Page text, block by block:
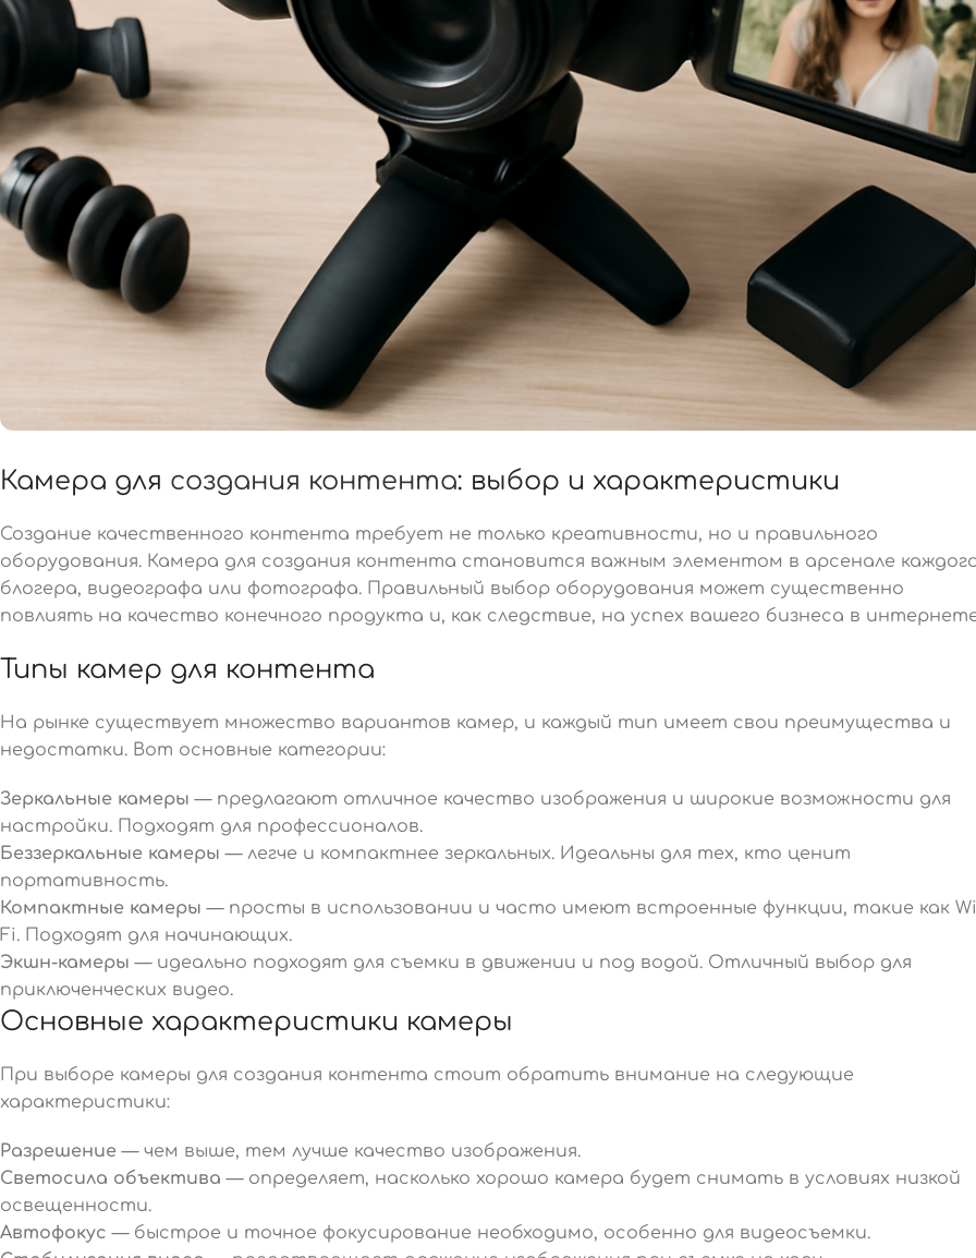
Камера для создания контента: выбор и характеристики
Создание качественного контента требует не только креативности, но и правильного
оборудования. Камера для создания контента становится важным элементом в арсенале
блогера, видеографа или фотографа. Правильный выбор оборудования может существенно
повлиять на качество конечного продукта и, как следствие, на успех вашего бизнеса в
Типы камер для контента
На рынке существует множество вариантов камер, и каждый тип имеет свои преимущества и
недостатки. Вот основные категории:
Зеркальные камеры — предлагают отличное качество изображения и широкие возможности для
настройки. Подходят для профессионалов.
Беззеркальные камеры — легче и компактнее зеркальных. Идеальны для тех, кто ценит
портативность.
Компактные камеры — просты в использовании и часто имеют встроенные функции, такие как
Fi. Подходят для начинающих.
Экшн-камеры — идеально подходят для съемки в движении и под водой. Отличный выбор для
приключенческих видео.
Основные характеристики камеры
При выборе камеры для создания контента стоит обратить внимание на следующие
характеристики:
Разрешение — чем выше, тем лучше качество изображения.
Светосила объектива — определяет, насколько хорошо камера будет снимать в условиях низкой
освещенности.
Автофокус — быстрое и точное фокусирование необходимо, особенно для видеосъемки.